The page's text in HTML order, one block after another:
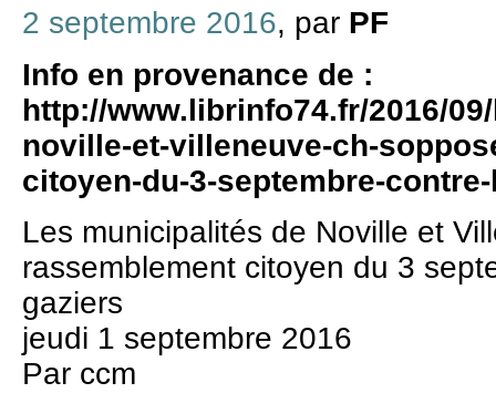
2 septembre 2016, par PF
Info en provenance de :
http://www.librinfo74.fr/2016/
noville-et-villeneuve-ch-
citoyen-du-3-septembre-
Les municipalités de Noville et
rassemblement citoyen du 3
gaziers
jeudi 1 septembre 2016
Par ccm